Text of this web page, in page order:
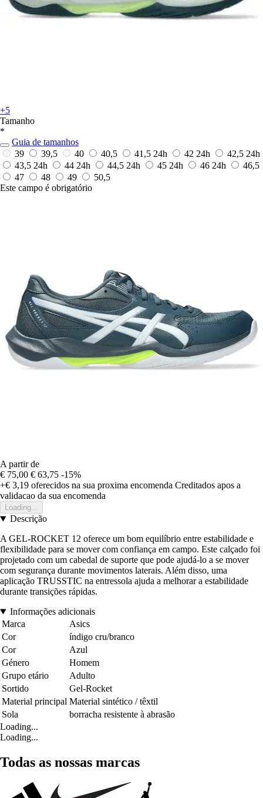
+5
Tamanho
*
Guia de tamanhos
39
39,5 40 40,5 41,5 24h 42 24h 42,5 24h
43,5 24h 44 24h 44,5 24h 45 24h 46 24h
46,5
47
48 49
50,5
Este campo é obrigatório
A partir de
€ 75,00 € 63,75 -15%
+€ 3,19 oferecidos na sua proxima encomenda Creditados apos a
validacao da sua encomenda
Loading...
Descrição
A GEL-ROCKET 12 oferece um bom equilíbrio entre estabilidade e
flexibilidade para se mover com confiança em campo. Este calçado foi
projetado com um cabedal de suporte que pode ajudá-lo a se mover
com segurança durante movimentos laterais. Além disso, uma
aplicação TRUSSTIC na entressola ajuda a melhorar a estabilidade
durante transições rápidas.
Informações adicionais
Marca
Asics
Cor
índigo cru/branco
Cor
Azul
Género
Homem
Grupo etário
Adulto
Sortido
Gel-Rocket
Material principal Material sintético / têxtil
Sola
borracha resistente à abrasão
Loading...
Loading...
Todas as nossas marcas